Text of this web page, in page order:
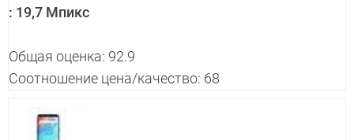
: 19,7 Мпикс
Общая оценка: 92.9
Соотношение цена/качество: 68